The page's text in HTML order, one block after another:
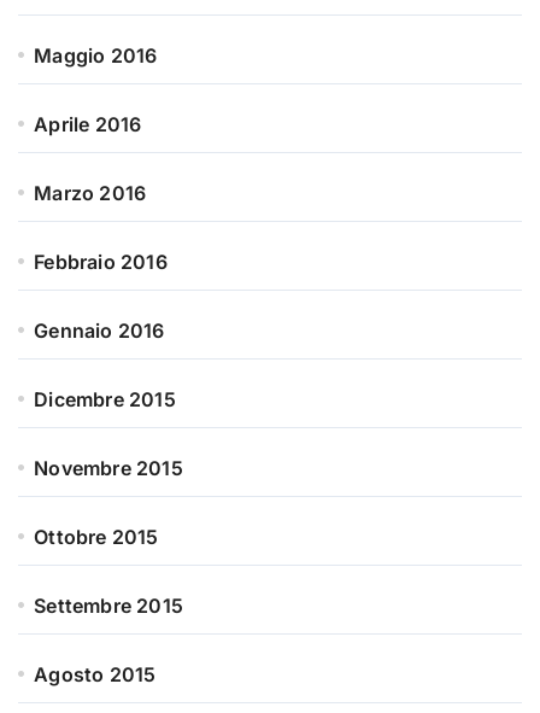
Maggio 2016
Aprile 2016
Marzo 2016
Febbraio 2016
Gennaio 2016
Dicembre 2015
Novembre 2015
Ottobre 2015
Settembre 2015
Agosto 2015